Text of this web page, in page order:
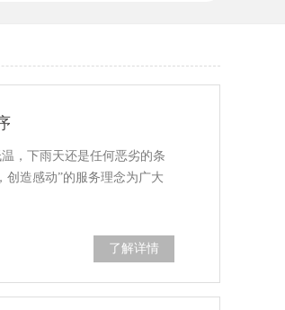
，下雨天还是任何恶劣的条
创造感动”的服务理念为广大
了解详情